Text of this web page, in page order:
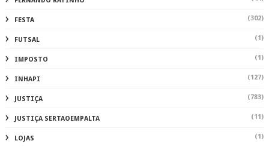
FESTA (302)
FUTSAL (1)
IMPOSTO (1)
INHAPI (127)
JUSTIÇA (783)
JUSTIÇA SERTAOEMPALTA (11)
LOJAS (1)